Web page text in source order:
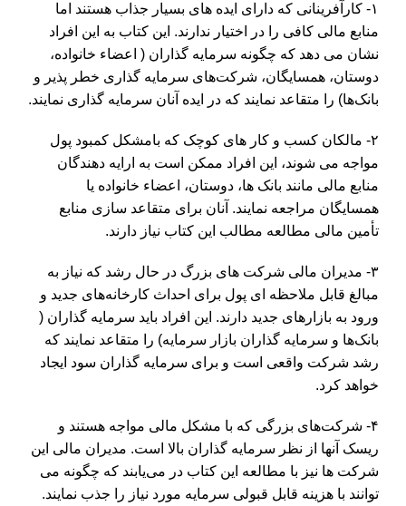
۱- کارآفرینانی که دارای ایده های بسیار جذاب هستند اما
منابع مالی کافی را در اختیار ندارند. این کتاب به این افراد
نشان می دهد که چگونه سرمایه گذاران ( اعضاء خانواده،
دوستان، همسایگان، شرکت‌های سرمایه گذاری خطر پذیر و
بانک‌ها) را متقاعد نمایند که در ایده آنان سرمایه گذاری نمایند.
۲- مالکان کسب و کار های کوچک که بامشکل کمبود پول
مواجه می شوند، این افراد ممکن است به ارایه دهندگان
منابع مالی مانند بانک ها، دوستان، اعضاء خانواده یا
همسایگان مراجعه نمایند. آنان برای متقاعد سازی منابع
تأمین مالی مطالعه مطالب این کتاب نیاز دارند.
۳- مدیران مالی شرکت های بزرگ در حال رشد که نیاز به
مبالغ قابل ملاحظه ای پول برای احداث کارخانه‌های جدید و
ورود به بازارهای جدید دارند. این افراد باید سرمایه گذاران (
بانک‌ها و سرمایه گذاران بازار سرمایه) را متقاعد نمایند که
رشد شرکت واقعی است و برای سرمایه گذاران سود ایجاد
خواهد کرد.
۴- شرکت‌های بزرگی که با مشکل مالی مواجه هستند و
ریسک آنها از نظر سرمایه گذاران بالا است. مدیران مالی این
شرکت ها نیز با مطالعه این کتاب در می‌یابند که چگونه می
توانند با هزینه قابل قبولی سرمایه مورد نیاز را جذب نمایند.